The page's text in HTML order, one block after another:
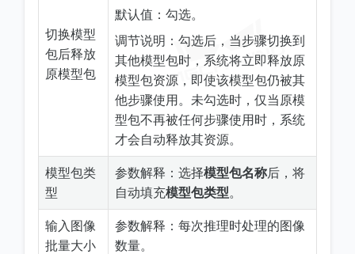
切换模型
包后释放
原模型包
默认值：勾选。
调节说明：勾选后，当步骤切换到
其他模型包时，系统将立即释放原
模型包资源，即使该模型包仍被其
他步骤使用。未勾选时，仅当原模
型包不再被任何步骤使用时，系统
才会自动释放其资源。
模型包类
型
参数解释：选择模型包名称后，将
自动填充模型包类型。
输入图像
批量大小
参数解释：每次推理时处理的图像
数量。